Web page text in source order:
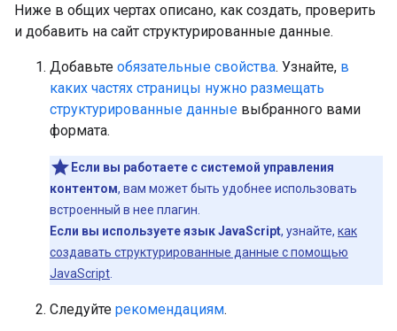
Ниже в общих чертах описано, как создать, проверить
и добавить на сайт структурированные данные.
Добавьте обязательные свойства. Узнайте, в
каких частях страницы нужно размещать
структурированные данные выбранного вами
формата.
Если вы работаете с системой управления
контентом, вам может быть удобнее использовать
встроенный в нее плагин.
Если вы используете язык JavaScript, узнайте, как
создавать структурированные данные с помощью
JavaScript
Следуйте рекомендациям.